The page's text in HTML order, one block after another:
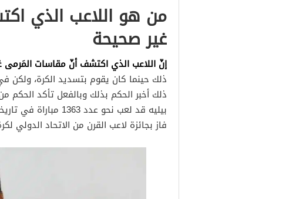
من هو اللاعب الذي
غير صحيحة
إنّ اللاعب الذي اكتشف أنّ مقاسات المَرمى
ذلك حينما كان يقوم بتسديد الكرة،
ذلك أخبر الحكم بذلك وبالفعل تأكد الحكم
فاز بجائزة لاعب القرن من الاتحاد الدولي